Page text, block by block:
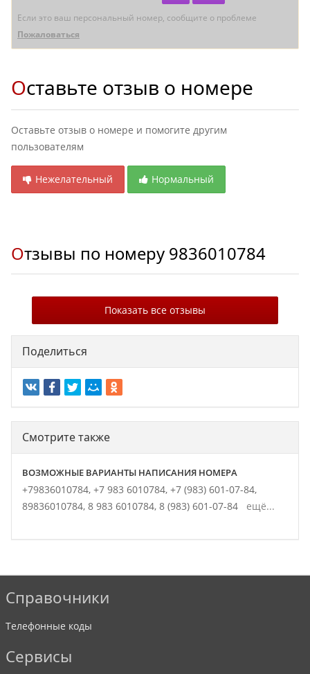
Если это ваш персональный номер, сообщите о проблеме
Пожаловаться
Оставьте отзыв о номере
Оставьте отзыв о номере и помогите другим
пользователям
Нежелательный Нормальный
Отзывы по номеру 9836010784
Показать все отзывы
Поделиться
Смотрите также
ВОЗМОЖНЫЕ ВАРИАНТЫ НАПИСАНИЯ НОМЕРА
+79836010784, +7 983 6010784, +7 (983) 601-07-84,
89836010784, 8 983 6010784, 8 (983) 601-07-84 ещё...
Справочники
Телефонные коды
Сервисы